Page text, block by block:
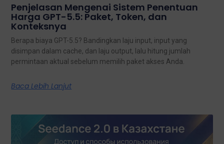
Penjelasan Mengenai Sistem Penentuan
Harga GPT-5.5: Paket, Token, dan
Konteksnya
Berapa biaya GPT-5.5? Bandingkan laju input, input yang
disimpan dalam cache, dan laju output, lalu hitung jumlah
permintaan aktual sebelum memilih paket akses Anda.
Baca Lebih Lanjut